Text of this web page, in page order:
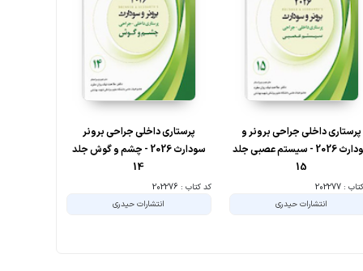
پرستاری داخلی جراحی برونر و
سودارث 2026 - سیستم عصبی جلد
15
: 202277
انتشارات حیدری
پرستاری داخلی جراحی برونر
سودارث 2026 - چشم و گوش جلد
14
کد کتاب : 202276
انتشارات حیدری